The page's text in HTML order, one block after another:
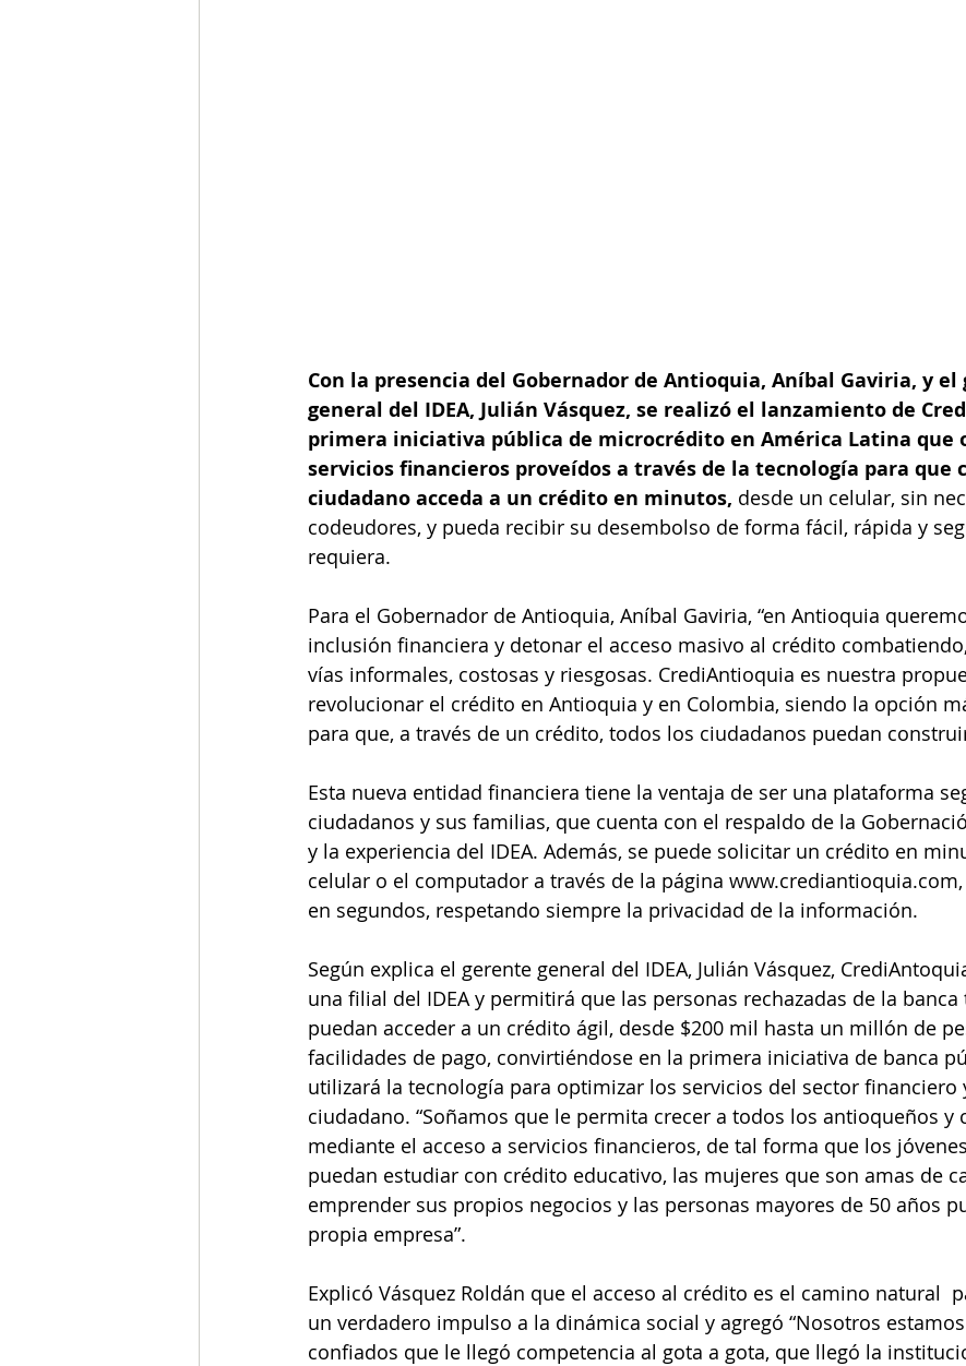
Con la presencia del Gobernador de Antioquia, Aníbal Gaviria, y el
general del IDEA, Julián Vásquez, se realizó el lanzamiento de
primera iniciativa pública de microcrédito en América Latina que
servicios financieros proveídos a través de la tecnología para que
ciudadano acceda a un crédito en minutos, desde un celular, sin
codeudores, y pueda recibir su desembolso de forma fácil, rápida y
requiera.
Para el Gobernador de Antioquia, Aníbal Gaviria, “en Antioquia
inclusión financiera y detonar el acceso masivo al crédito
vías informales, costosas y riesgosas. CrediAntioquia es nuestra
revolucionar el crédito en Antioquia y en Colombia, siendo la opción
para que, a través de un crédito, todos los ciudadanos puedan
Esta nueva entidad financiera tiene la ventaja de ser una plataforma
ciudadanos y sus familias, que cuenta con el respaldo de la
y la experiencia del IDEA. Además, se puede solicitar un crédito en
celular o el computador a través de la página
en segundos, respetando siempre la privacidad de la información.
Según explica el gerente general del IDEA, Julián Vásquez,
una filial del IDEA y permitirá que las personas rechazadas de la
puedan acceder a un crédito ágil, desde $200 mil hasta un millón de
facilidades de pago, convirtiéndose en la primera iniciativa de banca
utilizará la tecnología para optimizar los servicios del sector financiero
ciudadano. “Soñamos que le permita crecer a todos los antioqueños y
mediante el acceso a servicios financieros, de tal forma que los
puedan estudiar con crédito educativo, las mujeres que son amas de
emprender sus propios negocios y las personas mayores de 50 años
propia empresa”.
Explicó Vásquez Roldán que el acceso al crédito es el camino natural
un verdadero impulso a la dinámica social y agregó “Nosotros
confiados que le llegó competencia al gota a gota, que llegó la